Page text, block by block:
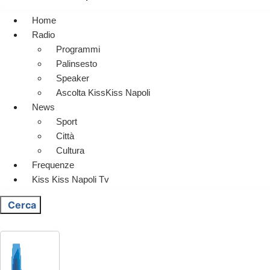
Home
Radio
Programmi
Palinsesto
Speaker
Ascolta KissKiss Napoli
News
Sport
Città
Cultura
Frequenze
Kiss Kiss Napoli Tv
Cerca